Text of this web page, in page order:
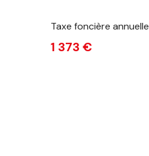
Taxe foncière annuelle
1 373 €